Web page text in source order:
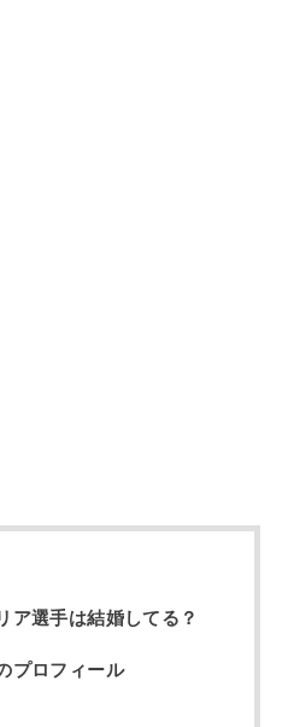
ア選手は結婚してる？
プロフィール